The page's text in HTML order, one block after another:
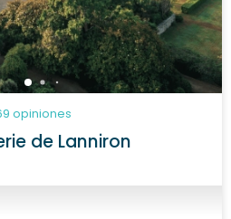
opiniones
de Lanniron